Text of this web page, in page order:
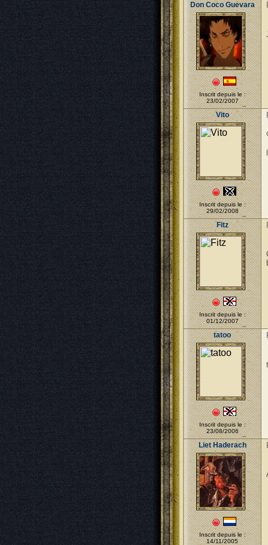
Don Coco Guevara
Inscrit depuis le :
23/02/2007
Vito
Inscrit depuis le :
29/02/2008
Fitz
Inscrit depuis le :
01/12/2007
tatoo
Inscrit depuis le :
23/08/2006
Liet Haderach
Inscrit depuis le :
14/11/2005